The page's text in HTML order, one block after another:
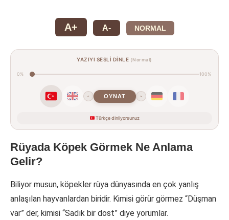
A+ A- NORMAL
YAZIYI SESLİ DİNLE (Normal)
0% 100%
‹ OYNAT ›
Türkçe dinliyorsunuz
Rüyada Köpek Görmek Ne Anlama
Gelir?
Biliyor musun, köpekler rüya dünyasında en çok yanlış
anlaşılan hayvanlardan biridir. Kimisi görür görmez “Düşman
var” der, kimisi “Sadık bir dost” diye yorumlar.